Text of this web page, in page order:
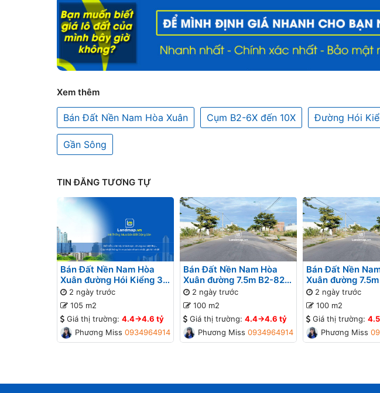
Xem thêm
Bán Đất Nền Nam Hòa Xuân Cụm B2-6X đến 10X Đường Hói
Gần Sông
TIN ĐĂNG TƯƠNG TỰ
Bán Đất Nền Nam Hòa
Xuân đường Hói Kiểng 31
B2-95 lô 9x - Gần Sông
2 ngày trước
105 m2
Giá thị trường: 4.4->4.6 tỷ
Phương Missa0934964914
Bán Đất Nền Nam Hòa
Xuân đường 7.5m B2-82
lô 4x - Gần Sông
2 ngày trước
100 m2
Giá thị trường: 4.4->4.6 tỷ
Phương Missa0934964914
Bán Đất Nền
Xuân đường
lô 9x - Đối diện
Gần Sông
2 ngày trước
100 m2
Giá thị trường:
Phương Missa